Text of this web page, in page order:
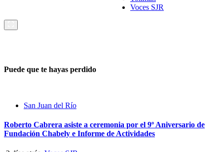
Voces SJR
Puede que te hayas perdido
San Juan del Río
Roberto Cabrera asiste a ceremonia por el 9º Aniversario de
Fundación Chabely e Informe de Actividades